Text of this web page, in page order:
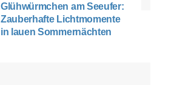
Glühwürmchen am Seeufer:
Zauberhafte Lichtmomente
in lauen Sommernächten